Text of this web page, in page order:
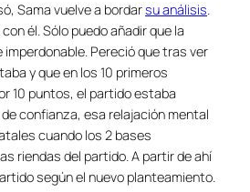
Sama vuelve a bordarsu análisis.
él. Sólo puedo añadir que la
Pereció que tras ver
y que en los 10 primeros
10 puntos, el partido estaba
confianza, esa relajación mental
cuando los 2 bases
riendas del partido. A partir de ahí
según el nuevo planteamiento.